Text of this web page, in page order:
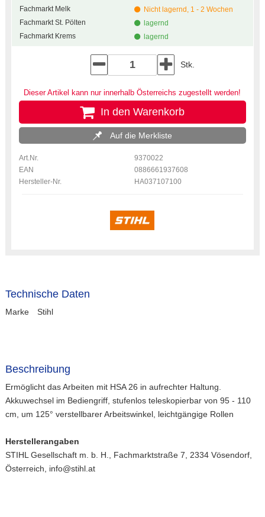
Fachmarkt Melk
Nicht lagernd, 1 - 2 Wochen
Fachmarkt St. Pölten
lagernd
Fachmarkt Krems
lagernd
Stk.
Dieser Artikel kann nur innerhalb Österreichs zugestellt werden!
In den Warenkorb
Auf die Merkliste
Art.Nr.
9370022
EAN
0886661937608
Hersteller-Nr.
HA037107100
Technische Daten
Marke Stihl
Beschreibung
Ermöglicht das Arbeiten mit HSA 26 in aufrechter Haltung.
Akkuwechsel im Bediengriff, stufenlos teleskopierbar von 95 - 110
cm, um 125° verstellbarer Arbeitswinkel, leichtgängige Rollen
Herstellerangaben
STIHL Gesellschaft m. b. H., Fachmarktstraße 7, 2334 Vösendorf,
Österreich, info@stihl.at